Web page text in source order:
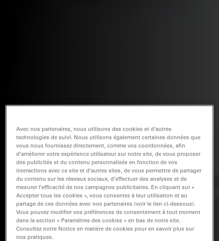
Avec nos partenaires, nous utilisons des cookies et d’autres
technologies de suivi. Nous utilisons également certaines données que
vous nous fournissez directement, comme vos coordonnées, afin
d’améliorer votre expérience utilisateur sur notre site, de vous proposer
des publicités et du contenu personnalisés en fonction de vos
interactions avec ce site et d’autres sites, de vous permettre de partager
du contenu sur les réseaux sociaux, d’effectuer des analyses et de
mesurer l’efficacité de nos campagnes publicitaires. En cliquant sur «
Accepter tous les cookies », vous consentez à leur utilisation et au
partage de ces données avec nos partenaires (voir le lien ci-dessous).
Vous pouvez modifier vos préférences de consentement à tout moment
dans la section « Paramètres des cookies » en bas de notre site.
Consultez notre Notice en matière de cookies pour en savoir plus sur
nos pratiques.